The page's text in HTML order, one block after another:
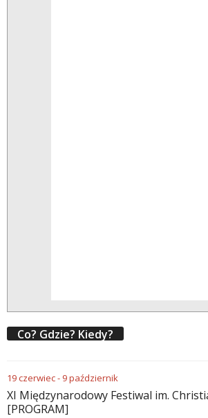
Co? Gdzie? Kiedy?
19czerwiec- 9październik
XI Międzynarodowy Festiwal im.
[PROGRAM]